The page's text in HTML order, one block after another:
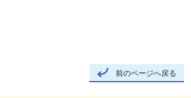
前のページへ戻る